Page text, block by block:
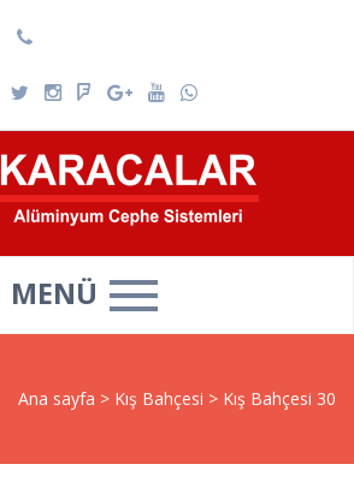
MENÜ
Ana sayfa > Kış Bahçesi > Kış Bahçesi 30